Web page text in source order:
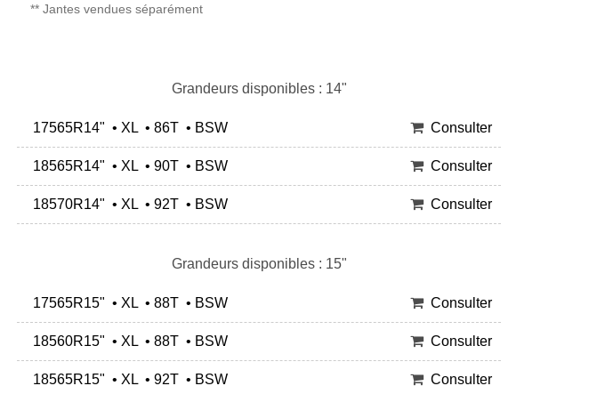
** Jantes vendues séparément
Grandeurs disponibles : 14"
17565R14" • XL • 86T • BSW Consulter
18565R14" • XL • 90T • BSW Consulter
18570R14" • XL • 92T • BSW Consulter
Grandeurs disponibles : 15"
17565R15" • XL • 88T • BSW Consulter
18560R15" • XL • 88T • BSW Consulter
18565R15" • XL • 92T • BSW Consulter